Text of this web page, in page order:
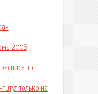
2006
только на